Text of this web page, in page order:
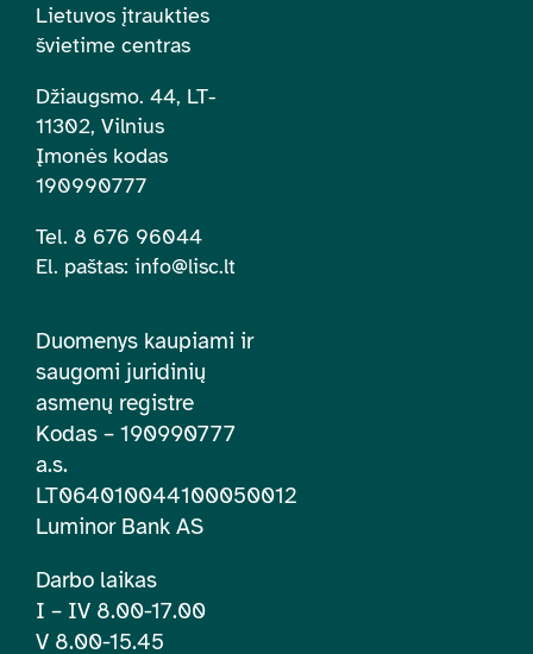
Lietuvos įtraukties
švietime centras
Džiaugsmo. 44, LT-
11302, Vilnius
Įmonės kodas
190990777
Tel. 8 676 96044
El. paštas: info@lisc.lt
Duomenys kaupiami ir
saugomi juridinių
asmenų registre
Kodas – 190990777
a.s.
LT064010044100050012
Luminor Bank AS
Darbo laikas
I – IV 8.00-17.00
V 8.00-15.45